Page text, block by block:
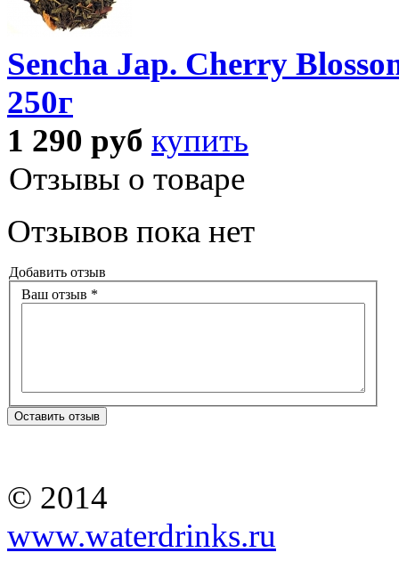
Sencha Jap. Cherry
250г
1 290 руб купить
Отзывы о товаре
Отзывов пока нет
Добавить отзыв
Ваш отзыв *
Оставить отзыв
© 2014
www.waterdrinks.ru